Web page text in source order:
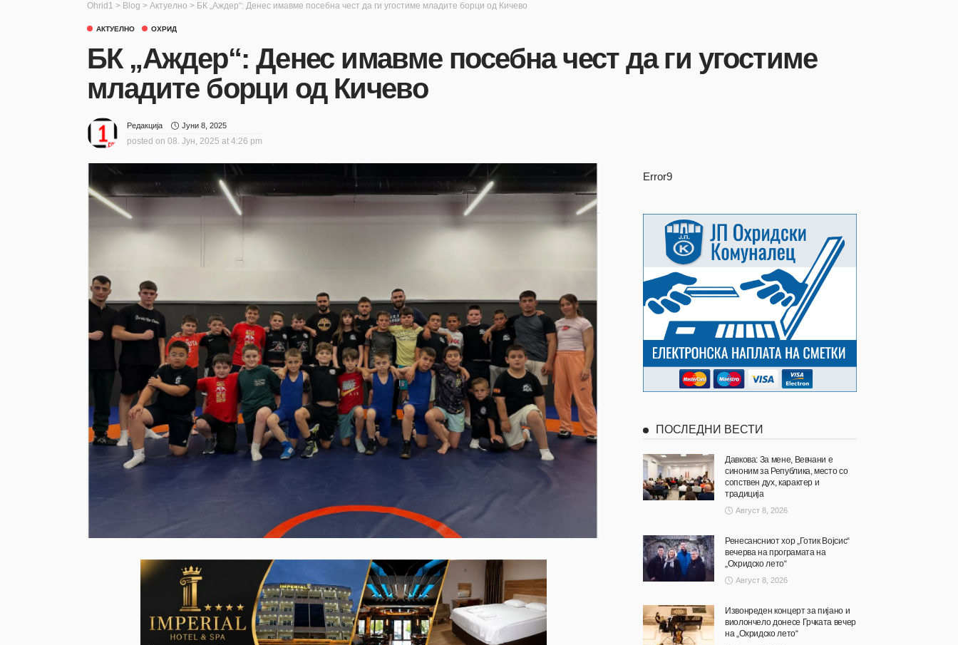
Ohrid1 > Blog > Актуелно > БК „Аждер“: Денес имавме посебна чест да ги угостиме младите борци од Кичево
АКТУЕЛНО ОХРИД
БК „Аждер“: Денес имавме посебна чест да ги угостиме
младите борци од Кичево
Редакција Јуни 8, 2025
posted on 08. Јун, 2025 at 4:26 pm
Error9
ПОСЛЕДНИ ВЕСТИ
Давкова: За мене, Вевчани е
синоним за Република, место со
сопствен дух, карактер и
традиција
Август 8, 2026
Ренесансниот хор „Готик Војсис“
вечерва на програмата на
„Охридско лето“
Август 8, 2026
Извонреден концерт за пијано и
виолончело донесе Грчката вечер
на „Охридско лето“